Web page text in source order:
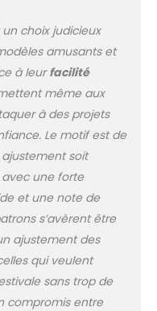
un choix judicieux
amusants et
à leurfacilité
même aux
à des projets
Le motif est de
ajustement soit
une forte
et une note de
s’avèrent être
ajustement des
qui veulent
sans trop de
compromis entre